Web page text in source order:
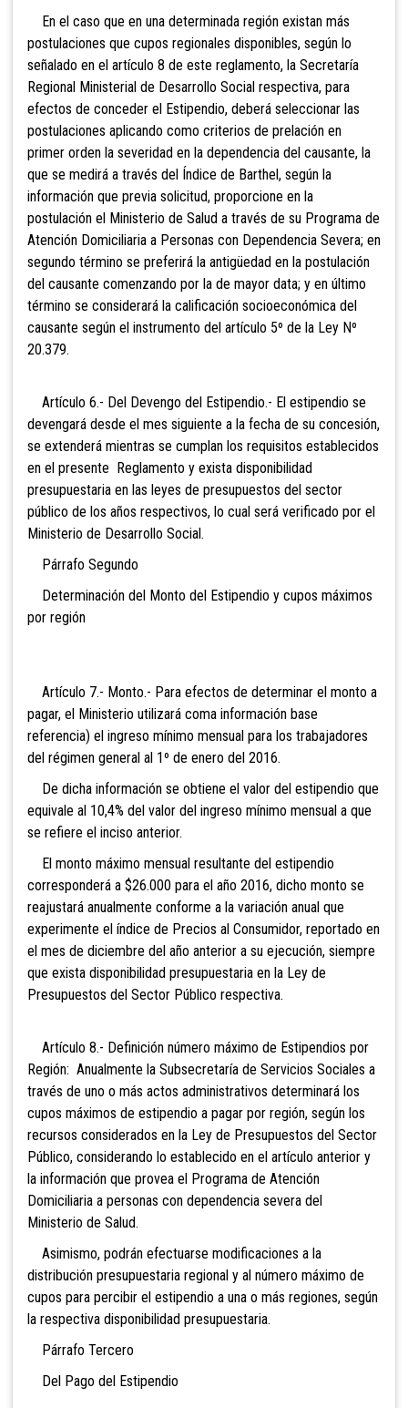
En el caso que en una determinada región existan más
postulaciones que cupos regionales disponibles, según lo
señalado en el artículo 8 de este reglamento, la Secretaría
Regional Ministerial de Desarrollo Social respectiva, para
efectos de conceder el Estipendio, deberá seleccionar las
postulaciones aplicando como criterios de prelación en
primer orden la severidad en la dependencia del causante, la
que se medirá a través del Índice de Barthel, según la
información que previa solicitud, proporcione en la
postulación el Ministerio de Salud a través de su Programa de
Atención Domiciliaria a Personas con Dependencia Severa; en
segundo término se preferirá la antigüedad en la postulación
del causante comenzando por la de mayor data; y en último
término se considerará la calificación socioeconómica del
causante según el instrumento del artículo 5º de la Ley Nº
20.379.
Artículo 6.- Del Devengo del Estipendio.- El estipendio se
devengará desde el mes siguiente a la fecha de su concesión,
se extenderá mientras se cumplan los requisitos establecidos
en el presente Reglamento y exista disponibilidad
presupuestaria en las leyes de presupuestos del sector
público de los años respectivos, lo cual será verificado por el
Ministerio de Desarrollo Social.
Párrafo Segundo
Determinación del Monto del Estipendio y cupos máximos
por región
Artículo 7.- Monto.- Para efectos de determinar el monto a
pagar, el Ministerio utilizará coma información base
referencia) el ingreso mínimo mensual para los trabajadores
del régimen general al 1º de enero del 2016.
De dicha información se obtiene el valor del estipendio que
equivale al 10,4% del valor del ingreso mínimo mensual a que
se refiere el inciso anterior.
El monto máximo mensual resultante del estipendio
corresponderá a $26.000 para el año 2016, dicho monto se
reajustará anualmente conforme a la variación anual que
experimente el índice de Precios al Consumidor, reportado en
el mes de diciembre del año anterior a su ejecución, siempre
que exista disponibilidad presupuestaria en la Ley de
Presupuestos del Sector Público respectiva.
Artículo 8.- Definición número máximo de Estipendios por
Región: Anualmente la Subsecretaría de Servicios Sociales a
través de uno o más actos administrativos determinará los
cupos máximos de estipendio a pagar por región, según los
recursos considerados en la Ley de Presupuestos del Sector
Público, considerando lo establecido en el artículo anterior y
la información que provea el Programa de Atención
Domiciliaria a personas con dependencia severa del
Ministerio de Salud.
Asimismo, podrán efectuarse modificaciones a la
distribución presupuestaria regional y al número máximo de
cupos para percibir el estipendio a una o más regiones, según
la respectiva disponibilidad presupuestaria.
Párrafo Tercero
Del Pago del Estipendio